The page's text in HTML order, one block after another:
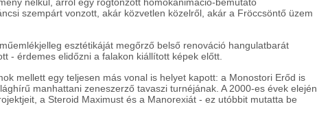
szempárt vonzott, akár közvetlen közelről, akár a Fröccsöntő üzem
esztétikáját megőrző belső renováció hangulatbarát
- érdemes elidőzni a falakon kiállított képek előtt.
mellett egy teljesen más vonal is helyet kapott: a Monostori Erőd is
manhattani zeneszerző tavaszi turnéjának. A 2000-es évek elején
a Steroid Maximust és a Manorexiát - ez utóbbit mutatta be